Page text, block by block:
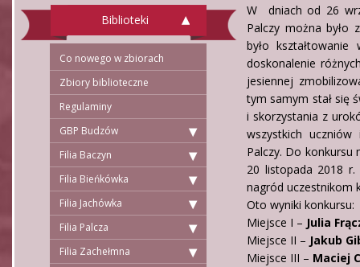
Biblioteki
Co nowego w zbiorach
Zbiory biblioteczne
Regulaminy
GBP Budzów
Filia Baczyn
Filia Bieńkówka
Filia Jachówka
Filia Palcza
Filia Zachełmna
W dniach od 26
Palczy można było
było
doskonalenie
jesiennej
tym samym stał się
i skorzystania z
wszystkich
Palczy. Do konkursu
20 listopada 2018
nagród uczestnikom
Oto wyniki konkursu:
Miejsce I – Julia
Miejsce II – Jakub
Miejsce III – Maciej